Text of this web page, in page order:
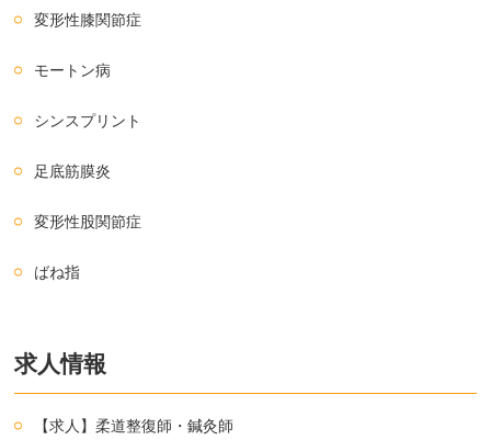
変形性膝関節症
モートン病
シンスプリント
足底筋膜炎
変形性股関節症
ばね指
求人情報
【求人】柔道整復師・鍼灸師